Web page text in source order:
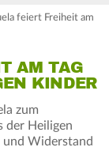
feiert Freiheit am
AM TAG
KINDER
zum
der Heiligen
und Widerstand